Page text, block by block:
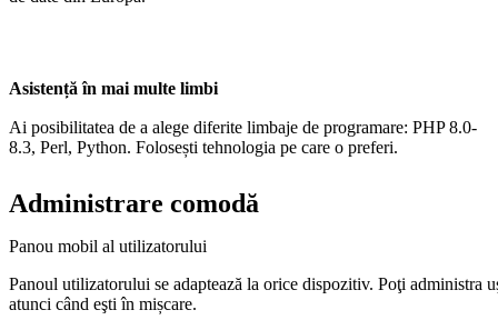
Asistență în mai multe limbi
Ai posibilitatea de a alege diferite limbaje de programare: PHP 8.0-
8.3, Perl, Python. Folosești tehnologia pe care o preferi.
Administrare comodă
Panou mobil al utilizatorului
Panoul utilizatorului se adaptează la orice dispozitiv. Poţi administra
atunci când eşti în mișcare.